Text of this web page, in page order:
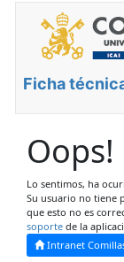
Ficha
Oops!
Lo sentimos, ha
Su usuario no tiene
que esto no es
soporte de la
Intranet